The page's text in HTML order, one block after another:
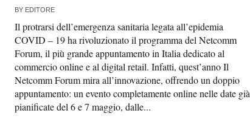
BY EDITORE
Il protrarsi dell’emergenza sanitaria legata all’epidemia
COVID – 19 ha rivoluzionato il programma del Netcomm
Forum, il più grande appuntamento in Italia dedicato al
commercio online e al digital retail. Infatti, quest’anno Il
Netcomm Forum mira all’innovazione, offrendo un doppio
appuntamento: un evento completamente online nelle date già
pianificate del 6 e 7 maggio, dalle...